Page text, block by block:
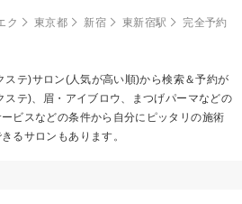
ク 東京都 新宿 東新宿駅
完全予約
ステ)サロン(人気が高い順)から検索＆予約が
ステ)、眉・アイブロウ、まつげパーマなどの
ビスなどの条件から自分にピッタリの施術
るサロンもあります。